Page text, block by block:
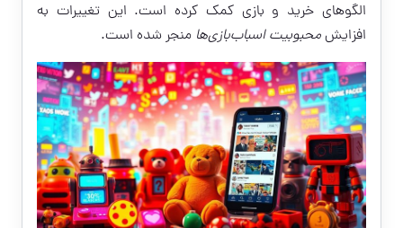
الگوهای خرید و بازی کمک کرده است. این تغییرات به
افزایشمحبوبیت اسباب‌بازی‌ها منجر شده است.